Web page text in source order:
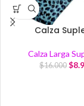
Calza
Calza Larga
$16.000 $